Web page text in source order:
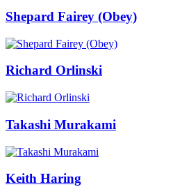
Shepard Fairey (Obey)
Richard Orlinski
Takashi Murakami
Keith Haring